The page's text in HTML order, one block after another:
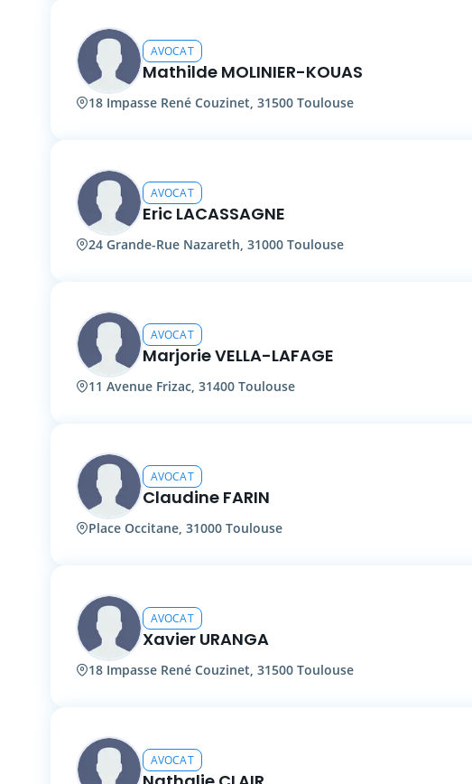
AVOCAT
Mathilde MOLINIER-KOUAS
18 Impasse René Couzinet, 31500 Toulouse
AVOCAT
Eric LACASSAGNE
24 Grande-Rue Nazareth, 31000 Toulouse
AVOCAT
Marjorie VELLA-LAFAGE
11 Avenue Frizac, 31400 Toulouse
AVOCAT
Claudine FARIN
Place Occitane, 31000 Toulouse
AVOCAT
Xavier URANGA
18 Impasse René Couzinet, 31500 Toulouse
AVOCAT